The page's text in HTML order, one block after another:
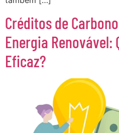
Créditos de
Energia Renovável:
Eficaz?